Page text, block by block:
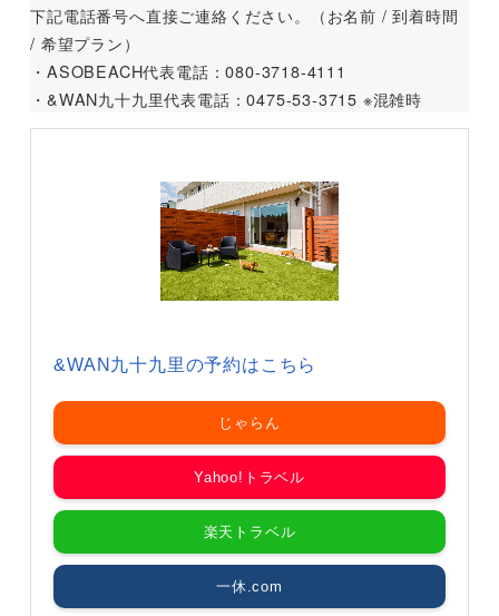
下記電話番号へ直接ご連絡ください。（お名前 / 到着時間
/ 希望プラン）
・ASOBEACH代表電話：080-3718-4111
・&WAN九十九里代表電話：0475-53-3715 ※混雑時
&WAN九十九里の予約はこちら
じゃらん
Yahoo!トラベル
楽天トラベル
一休.com